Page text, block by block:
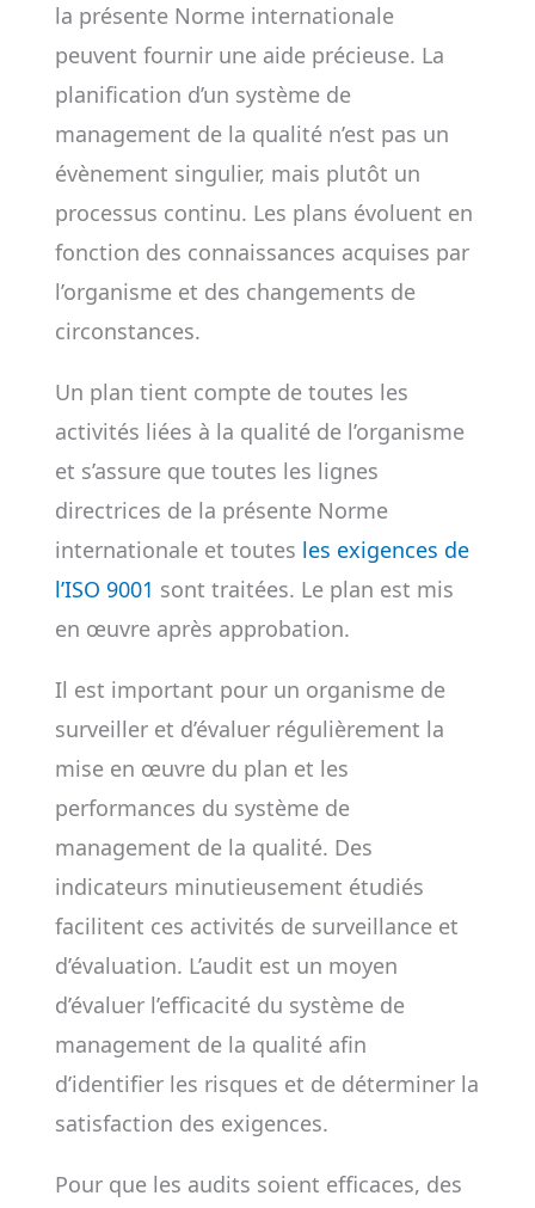
la présente Norme internationale
peuvent fournir une aide précieuse. La
planification d’un système de
management de la qualité n’est pas un
évènement singulier, mais plutôt un
processus continu. Les plans évoluent en
fonction des connaissances acquises par
l’organisme et des changements de
circonstances.
Un plan tient compte de toutes les
activités liées à la qualité de l’organisme
et s’assure que toutes les lignes
directrices de la présente Norme
internationale et toutes les exigences de
l’ISO 9001 sont traitées. Le plan est mis
en œuvre après approbation.
Il est important pour un organisme de
surveiller et d’évaluer régulièrement la
mise en œuvre du plan et les
performances du système de
management de la qualité. Des
indicateurs minutieusement étudiés
facilitent ces activités de surveillance et
d’évaluation. L’audit est un moyen
d’évaluer l’efficacité du système de
management de la qualité afin
d’identifier les risques et de déterminer la
satisfaction des exigences.
Pour que les audits soient efficaces, des